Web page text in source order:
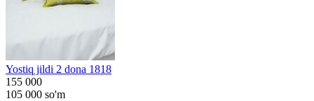
Yostiq jildi 2 dona 1818
155 000
105 000 so'm